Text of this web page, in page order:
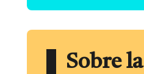
Sobre la